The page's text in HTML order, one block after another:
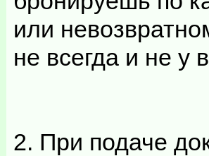
или
не всегда и не у
2. При подаче